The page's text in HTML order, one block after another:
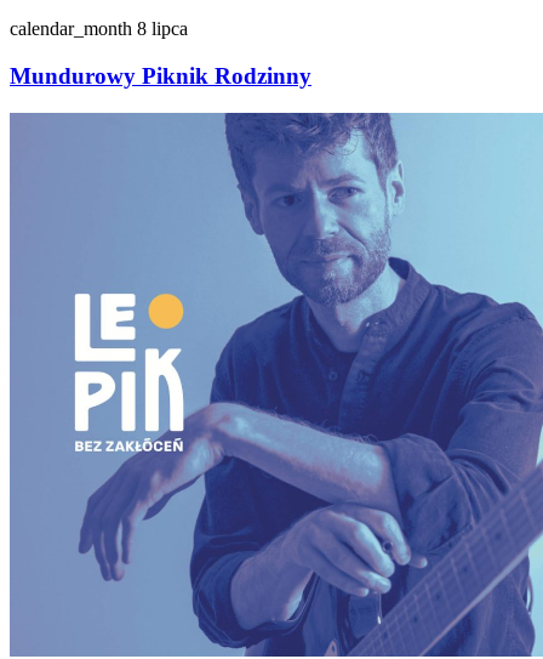
calendar_month 8 lipca
Mundurowy Piknik Rodzinny